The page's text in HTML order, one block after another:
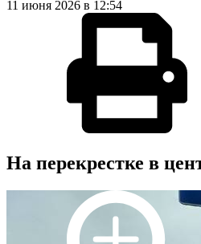
11 июня 2026 в 12:54
На перекрестке в